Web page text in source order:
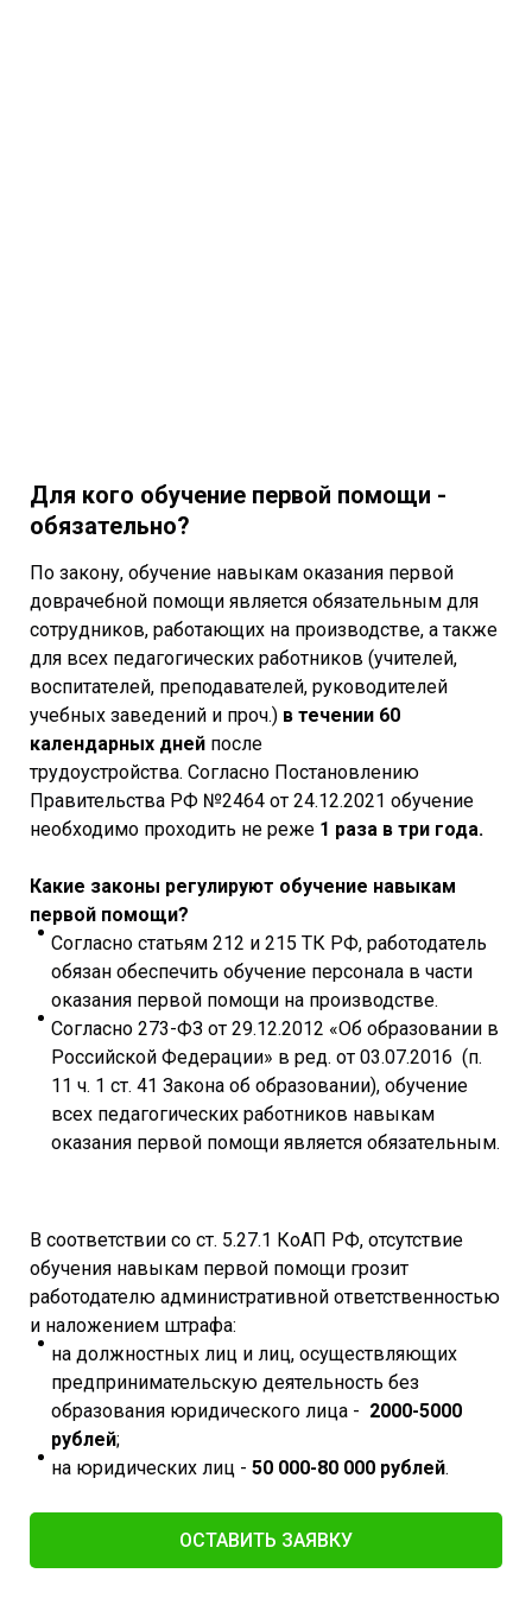
Для кого обучение первой помощи -
обязательно?
По закону, обучение навыкам оказания первой
доврачебной помощи является обязательным для
сотрудников, работающих на производстве, а также
для всех педагогических работников (учителей,
воспитателей, преподавателей, руководителей
учебных заведений и проч.) в течении 60
календарных дней после
трудоустройства. Согласно Постановлению
Правительства РФ №2464 от 24.12.2021 обучение
необходимо проходить не реже 1 раза в три года.
Какие законы регулируют обучение навыкам
первой помощи?
Согласно статьям 212 и 215 ТК РФ, работодатель
обязан обеспечить обучение персонала в части
оказания первой помощи на производстве.
Согласно 273-ФЗ от 29.12.2012 «Об образовании в
Российской Федерации» в ред. от 03.07.2016 (п.
11 ч. 1 ст. 41 Закона об образовании), обучение
всех педагогических работников навыкам
оказания первой помощи является обязательным.
В соответствии со ст. 5.27.1 КоАП РФ, отсутствие
обучения навыкам первой помощи грозит
работодателю административной ответственностью
и наложением штрафа:
на должностных лиц и лиц, осуществляющих
предпринимательскую деятельность без
образования юридического лица - 2000-5000
рублей;
на юридических лиц - 50 000-80 000 рублей.
ОСТАВИТЬ ЗАЯВКУ​